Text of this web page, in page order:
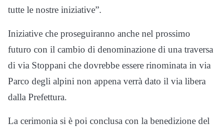
tutte le nostre iniziative”.
Iniziative che proseguiranno anche nel prossimo
futuro con il cambio di denominazione di una traversa
di via Stoppani che dovrebbe essere rinominata in via
Parco degli alpini non appena verrà dato il via libera
dalla Prefettura.
La cerimonia si è poi conclusa con la benedizione del